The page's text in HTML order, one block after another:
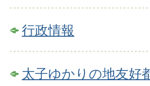
行政情報
太子ゆかりの地友好